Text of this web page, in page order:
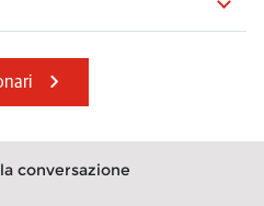
conversazione